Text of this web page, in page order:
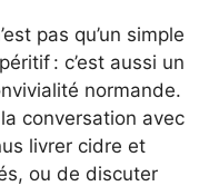
pas qu’un simple
: c’est aussi un
normande.
la conversation avec
livrer cidre et
ou de discuter